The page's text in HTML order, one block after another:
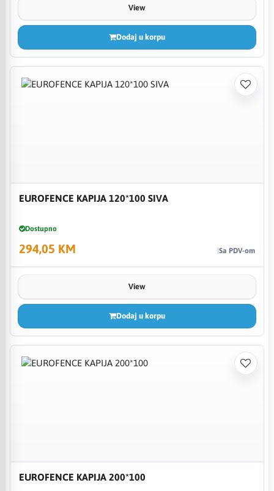
View
Dodaj u korpu
EUROFENCE KAPIJA 120*100 SIVA
Dostupno
294,05 KM Sa PDV-om
View
Dodaj u korpu
EUROFENCE KAPIJA 200*100